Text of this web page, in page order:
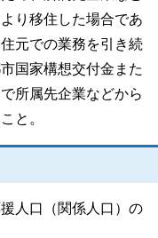
り移住した場合であ
元での業務を引き続
国家構想交付金また
所属先企業などから
と。
人口（関係人口）の